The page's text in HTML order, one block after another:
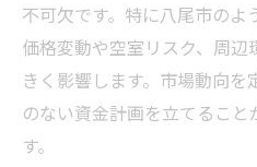
不可欠です。特に八尾市のよ
価格変動や空室リスク、周
きく影響します。市場動向
のない資金計画を立てるこ
す。